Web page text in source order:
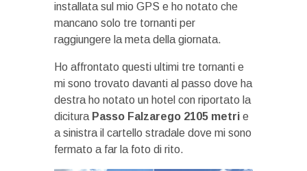
installata sul mio GPS e ho notato che
mancano solo tre tornanti per
raggiungere la meta della giornata.
Ho affrontato questi ultimi tre tornanti e
mi sono trovato davanti al passo dove ha
destra ho notato un hotel con riportato la
dicitura Passo Falzarego 2105 metri e
a sinistra il cartello stradale dove mi sono
fermato a far la foto di rito.